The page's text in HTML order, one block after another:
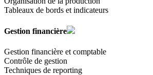
Tableaux de bords et indicateurs
Gestion financière
Gestion financière et comptable
Contrôle de gestion
Techniques de reporting